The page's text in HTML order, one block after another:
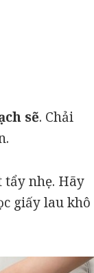
sẽ. Chải
tẩy nhẹ. Hãy
giấy lau khô